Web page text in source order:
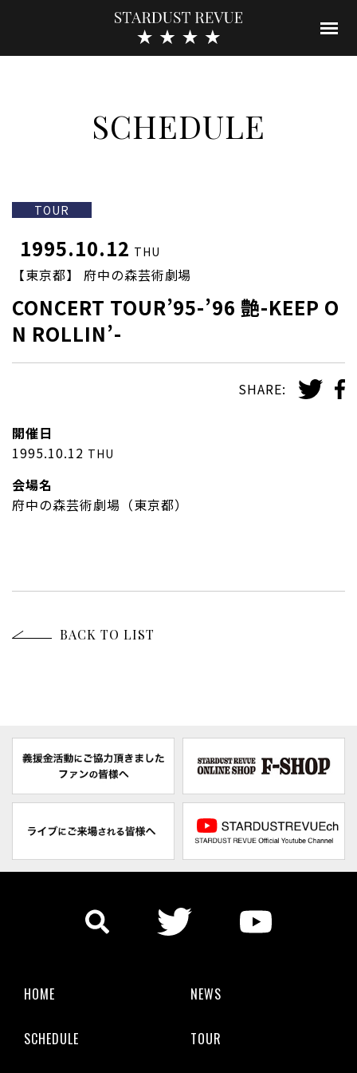
SCHEDULE
TOUR
1995.10.12 THU
【東京都】 府中の森芸術劇場
CONCERT TOUR’95-’96 艶-KEEP O
N ROLLIN’-
SHARE:
開催日
1995.10.12 THU
会場名
府中の森芸術劇場（東京都）
BACK TO LIST
HOME NEWS
SCHEDULE TOUR